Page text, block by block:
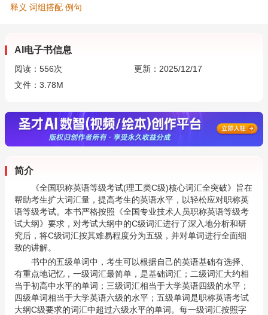
释义 词组搭配 例句
AI电子书信息
阅读： 556次
更新：2025/12/17
文件：3.78M
简介
《全国职称英语等级考试(理工类C级)核心词汇全突破》
旨在
帮助考生扩大词汇量，提高考生的英语水平，以轻松应对职称英
语等级考试。本书严格按照《全国专业技术人员职称英语等级考
试大纲》要求，对考试大纲中的C级词汇进行了深入地分析和研
究后，将C级词汇按其难易程度分为五级，并对单词进行全面细
致的讲解。
书中的五级单词中，考生可以根据自己的英语基础有选择、
有重点地记忆，一级词汇最简单，是基础词汇；二级词汇大约相
当于初高中水平的单词；三级词汇相当于大学英语四级的水平；
四级单词相当于大学英语六级的水平；五级单词是职称英语考试
大纲C级要求的词汇中超过六级水平的单词。每一级词汇按照字